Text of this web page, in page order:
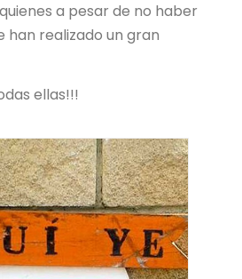
a pesar de no haber
han realizado un gran
ellas!!!